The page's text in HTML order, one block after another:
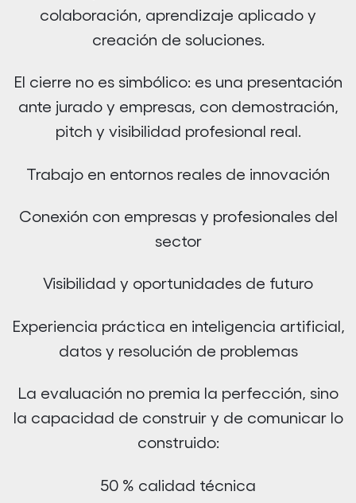
colaboración, aprendizaje aplicado y
creación de soluciones.
El cierre no es simbólico: es una presentación
ante jurado y empresas, con demostración,
pitch y visibilidad profesional real.
Trabajo en entornos reales de innovación
Conexión con empresas y profesionales del
sector
Visibilidad y oportunidades de futuro
Experiencia práctica en inteligencia artificial,
datos y resolución de problemas
La evaluación no premia la perfección, sino
la capacidad de construir y de comunicar lo
construido:
50 % calidad técnica